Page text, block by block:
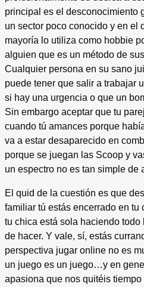
principal es el desconocimiento
un sector poco conocido y en el
mayoría lo utiliza como hobbie
alguien que es un método de
Cualquier persona en su sano
puede tener que salir a trabajar
si hay una urgencia o que un
Sin embargo aceptar que tu
cuando tú amances porque
va a estar desaparecido en
porque se juegan las Scoop y
un espectro no es tan simple de
El quid de la cuestión es que
familiar tú estás encerrado en tu
tu chica está sola haciendo
de hacer. Y vale, sí, estás
perspectiva jugar online no es
un juego es un juego…y en
apasiona que nos quitéis